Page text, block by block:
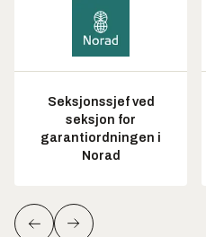
Seksjonssjef ved
seksjon for
garantiordningen i
Norad